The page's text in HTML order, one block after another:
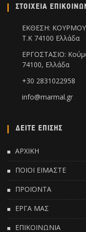
ΣΤΟΙΧΕΙΑ
ΕΚΘΕΣΗ:
Τ.Κ 74100 Ελλάδα
ΕΡΓΟΣΤΑΣΙΟ:
74100, Ελλάδα
+30 2831022958
info@marmal.gr
ΔΕΙΤΕ ΕΠΙΣΗΣ
ΑΡΧΙΚΗ
ΠΟΙΟΙ ΕΙΜΑΣΤΕ
ΠΡΟΪΟΝΤΑ
ΕΡΓΑ ΜΑΣ
ΕΠΙΚΟΙΝΩΝΙΑ